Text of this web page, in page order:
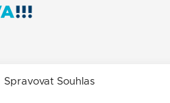
Spravovat Souhlas